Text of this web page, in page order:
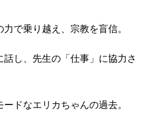
で乗り越え、宗教を盲信。
し、先生の「仕事」に協力さ
ドなエリカちゃんの過去。